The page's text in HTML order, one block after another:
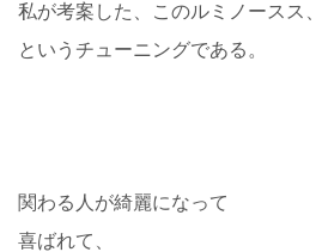
私が考案した、このルミノースス、
というチューニングである。
関わる人が綺麗になって
喜ばれて、